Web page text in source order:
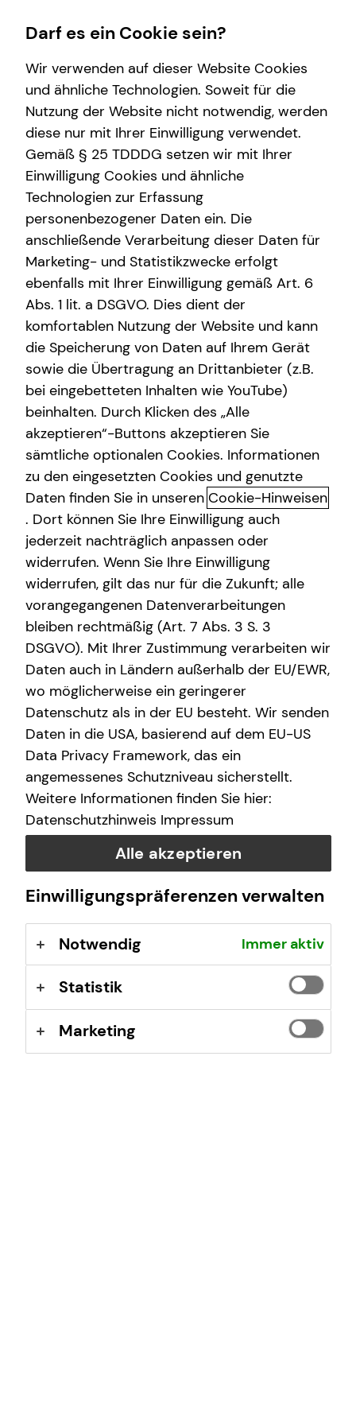
Karriere-Infos
Karrierechancen
Initiativbewerbung
Wissenswertes
Interview
Über mich
Über tecis
Podcast
teamzukunft
Finanzberatung
Spezialisten-Netzwerk
Private Krankenvorsorge
Investment
Kapitalanlage Immobilien
Kindervorsorge
Service
Kundenportal
Schadenabwicklung
Schnelle und einfache Hilfe im
Schadensfall
Schließlich ist etwas passiert. Und als nächstes kommt
der „Nerv“ mit der Versicherung. Doch mit unserem neuen
und erfahrenen Schadensmanagement läuft es jetzt
anders.
Einen digitalen Service, der dir täglich rund um die
Uhr zur Verfügung steht
Eine schnelle und unkomplizierte Hilfe.
Unsere zuverlässige Unterstützung – von der
Schadensaufnahme bis zum Schadensabschluss.
Und das alles nur noch über eine Nummer und eine
Adresse: Wir kümmern uns um alles Weitere. Damit wird
die Schadensabwicklung für dich so einfach wie noch nie.
Im Schadensfall rund um die Uhr für dich da:
*kostenpflichtig je nach Telefonanbieter
Darf es ein Cookie sein?
Wir verwenden auf dieser Website Cookies
und ähnliche Technologien. Soweit für die
Nutzung der Website nicht notwendig, werden
diese nur mit Ihrer Einwilligung verwendet.
Gemäß § 25 TDDDG setzen wir mit Ihrer
Einwilligung Cookies und ähnliche
Technologien zur Erfassung
personenbezogener Daten ein. Die
anschließende Verarbeitung dieser Daten für
Marketing- und Statistikzwecke erfolgt
ebenfalls mit Ihrer Einwilligung gemäß Art. 6
Abs. 1 lit. a DSGVO. Dies dient der
komfortablen Nutzung der Website und kann
die Speicherung von Daten auf Ihrem Gerät
sowie die Übertragung an Drittanbieter (z.B.
bei eingebetteten Inhalten wie YouTube)
beinhalten. Durch Klicken des „Alle
akzeptieren“-Buttons akzeptieren Sie
sämtliche optionalen Cookies. Informationen
zu den eingesetzten Cookies und genutzte
Daten finden Sie in unseren Cookie-Hinweisen
. Dort können Sie Ihre Einwilligung auch
jederzeit nachträglich anpassen oder
widerrufen. Wenn Sie Ihre Einwilligung
widerrufen, gilt das nur für die Zukunft; alle
vorangegangenen Datenverarbeitungen
bleiben rechtmäßig (Art. 7 Abs. 3 S. 3
DSGVO). Mit Ihrer Zustimmung verarbeiten wir
Daten auch in Ländern außerhalb der EU/EWR,
wo möglicherweise ein geringerer
Datenschutz als in der EU besteht. Wir senden
Daten in die USA, basierend auf dem EU-US
Data Privacy Framework, das ein
angemessenes Schutzniveau sicherstellt.
Weitere Informationen finden Sie hier:
Datenschutzhinweis Impressum
Alle akzeptieren
Einwilligungspräferenzen verwalten
Notwendig Immer aktiv
Statistik
Marketing